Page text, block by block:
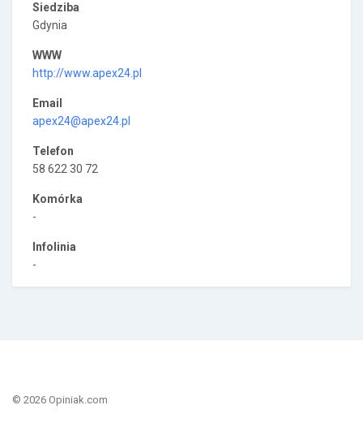
Siedziba
Gdynia
WWW
http://www.apex24.pl
Email
apex24@apex24.pl
Telefon
58 622 30 72
Komórka
-
Infolinia
-
© 2026 Opiniak.com